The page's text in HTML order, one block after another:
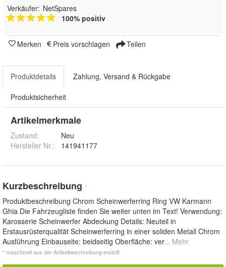
Verkäufer: NetSpares
100% positiv
Merken Preis vorschlagen Teilen
Produktdetails Zahlung, Versand & Rückgabe
Produktsicherheit
Artikelmerkmale
Zustand:
Neu
Hersteller Nr.:
141941177
Kurzbeschreibung *
Produktbeschreibung Chrom Scheinwerferring Ring VW Karmann
Ghia Die Fahrzeugliste finden Sie weiter unten im Text! Verwendung:
Karosserie Scheinwerfer Abdeckung Details: Neuteil in
Erstausrüsterqualität Scheinwerferring in einer soliden Metall Chrom
Ausführung Einbauseite: beidseitig Oberfläche: ver... Mehr
* maschinell aus der Artikelbeschreibung erstellt